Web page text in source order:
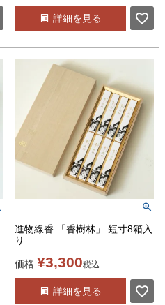
詳細を見る
進物線香 「香樹林」 短寸8箱入
り
価格 ¥3,300税込
詳細を見る